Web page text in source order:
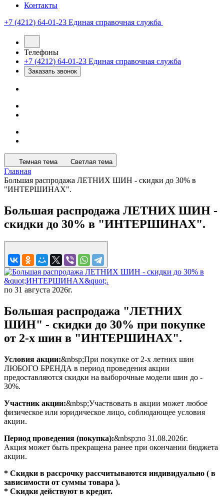
Контакты
+7 (4212) 64-01-23 Единая справочная служба
Телефоны
+7 (4212) 64-01-23 Единая справочная служба
Заказать звонок
Темная тема Светлая тема
Главная
Большая распродажа ЛЕТНИХ ШИН - скидки до 30% в
"ИНТЕРШИНАХ".
Большая распродажа ЛЕТНИХ ШИН -
скидки до 30% в "ИНТЕРШИНАХ".
по 31 августа 2026г.
Большая распродажа "ЛЕТНИХ
ШИН" - скидки до 30% при покупке
от 2-х шин в "ИНТЕРШИНАХ".
Условия акции:&nbsp;При покупке от 2-х летних шин
ЛЮБОГО БРЕНДА в период проведения акции
предоставляются скидки на выборочные модели шин до -
30%.
Участник акции:&nbsp;Участвовать в акции может любое
физическое или юридическое лицо, соблюдающее условия
акции.
Период проведения (покупка):&nbsp;по 31.08.2026г.
Акция может быть прекращена ранее при окончании бюджета
акции.
* Скидки в рассрочку рассчитываются индивидуально ( в
зависимости от суммы товара ).
* Скидки действуют в кредит.